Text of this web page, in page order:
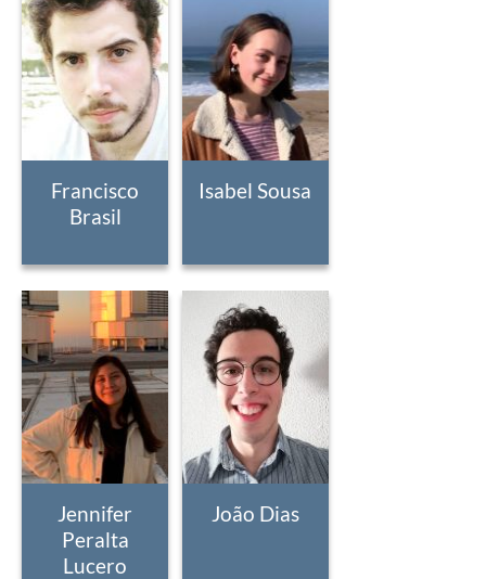
Francisco
Brasil
Isabel Sousa
Jennifer
Peralta
Lucero
João Dias